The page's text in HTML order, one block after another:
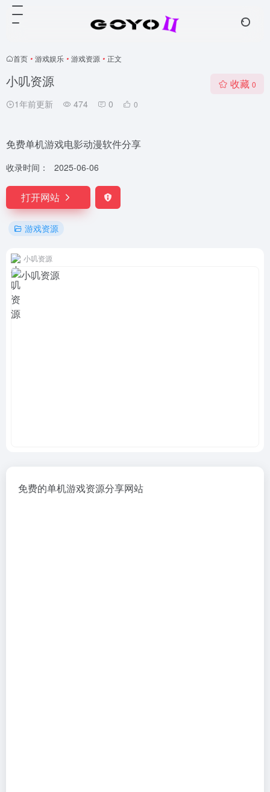
首页 • 游戏娱乐 • 游戏资源 • 正文
小叽资源
1年前更新 474 0 0
收藏 0
免费单机游戏电影动漫软件分享
收录时间： 2025-06-06
打开网站
游戏资源
小叽资源
免费的单机游戏资源分享网站